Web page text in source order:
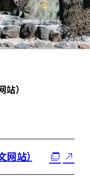
）
站）